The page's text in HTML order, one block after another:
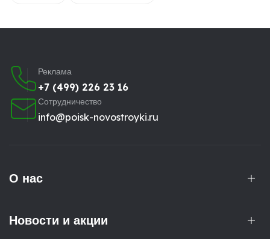
Реклама
+7 (499) 226 23 16
Сотрудничество
info@poisk-novostroyki.ru
О нас
Новости и акции